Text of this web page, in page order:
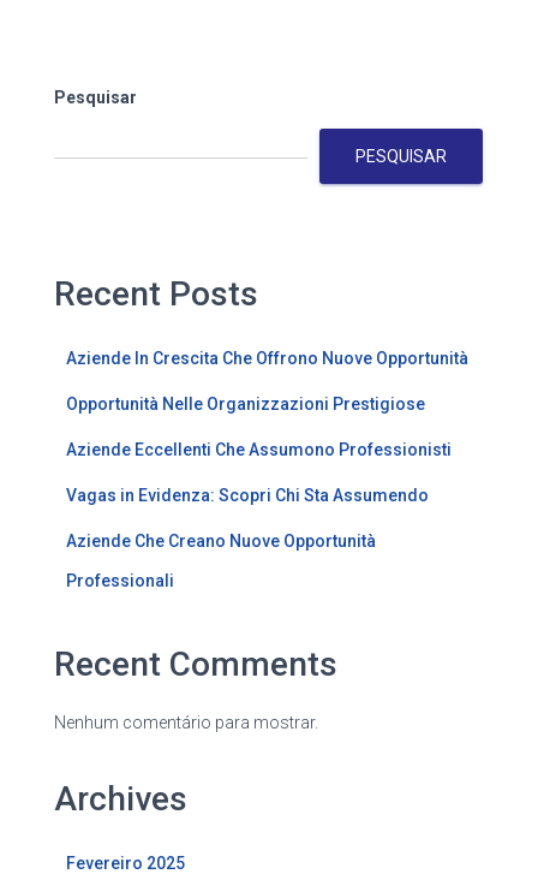
Pesquisar
PESQUISAR
Recent Posts
Aziende In Crescita Che Offrono Nuove Opportunità
Opportunità Nelle Organizzazioni Prestigiose
Aziende Eccellenti Che Assumono Professionisti
Vagas in Evidenza: Scopri Chi Sta Assumendo
Aziende Che Creano Nuove Opportunità
Professionali
Recent Comments
Nenhum comentário para mostrar.
Archives
Fevereiro 2025